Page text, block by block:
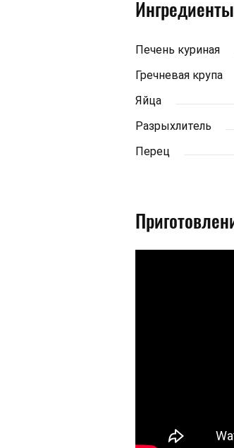
Ингредиенты
Печень куриная
Гречневая крупа
Яйца
Разрыхлитель
Перец